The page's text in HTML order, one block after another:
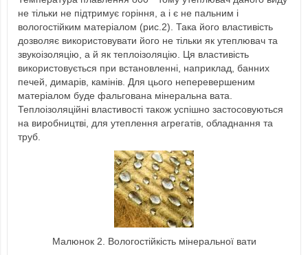
не тільки не підтримує горіння, а і є не пальним і
вологостійким матеріалом (рис.2). Така його властивість
дозволяє використовувати його не тільки як утеплювач та
звукоізоляцію, а й як теплоізоляцію. Ця властивість
використовується при встановленні, наприклад, банних
печей, димарів, камінів. Для цього неперевершеним
матеріалом буде фальгована мінеральна вата.
Теплоізоляційні властивості також успішно застосовуються
на виробництві, для утеплення агрегатів, обладнання та
труб.
Малюнок 2. Вологостійкість мінеральної вати